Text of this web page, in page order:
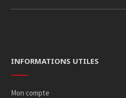
INFORMATIONS UTILES
Mon compte